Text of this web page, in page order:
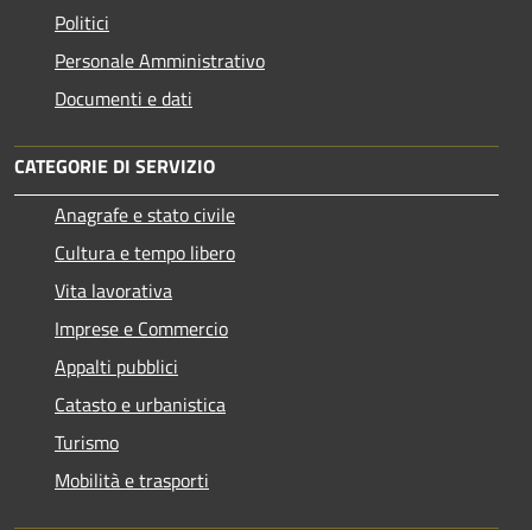
Politici
Personale Amministrativo
Documenti e dati
CATEGORIE DI SERVIZIO
Anagrafe e stato civile
Cultura e tempo libero
Vita lavorativa
Imprese e Commercio
Appalti pubblici
Catasto e urbanistica
Turismo
Mobilità e trasporti